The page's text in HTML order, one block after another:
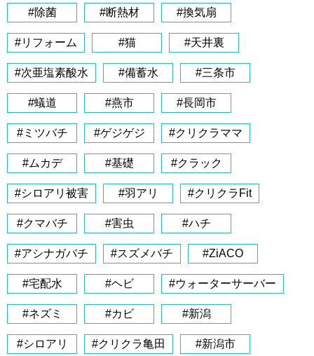
#除菌 #断熱材 #換気扇
#リフォーム #猫 #天井裏
#次亜塩素酸水 #備蓄水 #三条市
#蟻道 #燕市 #長岡市
#ミツバチ #ゲジゲジ #クリクラママ
#ムカデ #基礎 #クラック
#シロアリ被害 #羽アリ #クリクラFit
#クマバチ #害虫 #ハチ
#アシナガバチ #スズメバチ #ZiACO
#宅配水 #ヘビ #ウォーターサーバー
#ネズミ #カビ #新潟
#シロアリ #クリクラ亀田 #新潟市